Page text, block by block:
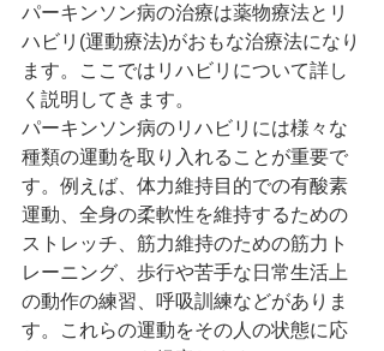
パーキンソン病の治療は薬物療法とリ
ハビリ(運動療法)がおもな治療法になり
ます。ここではリハビリについて詳し
く説明してきます。
パーキンソン病のリハビリには様々な
種類の運動を取り入れることが重要で
す。例えば、体力維持目的での有酸素
運動、全身の柔軟性を維持するための
ストレッチ、筋力維持のための筋力ト
レーニング、歩行や苦手な日常生活上
の動作の練習、呼吸訓練などがありま
す。これらの運動をその人の状態に応